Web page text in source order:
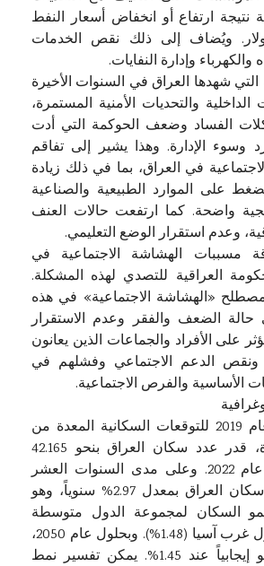
نتيجة ارتفاع أو انخفاض أسعار النفط
ويُضاف إلى ذلك نقص الخدمات
والكهرباء وإدارة النفايات.
التي شهدها العراق في السنوات الأخيرة
والتحديات الأمنية المستمرة،
الفساد وضعف الحوكمة التي أدت
وسوء الإدارة. وهذا يشير إلى تفاقم
في العراق، بما في ذلك زيادة
على الموارد الطبيعية والصناعية
واضحة. كما ارتفعت حالات العنف
وعدم استقرار الوضع التعليمي.
مسببات الهشاشة الاجتماعية في
العراقية للتصدي لهذه المشكلة.
«الهشاشة الاجتماعية» في هذه
حالة الضعف والفقر وعدم الاستقرار
على الأفراد والجماعات الذين يعانون
الدعم الاجتماعي وفشلهم في
الأساسية والفرص الاجتماعية.
وفقاً لإسقاطات عام 2019 للتوقعات السكانية المعدة من
قبل الأمم المتحدة، قدر عدد سكان العراق بنحو 42.165
مليون نسمة في عام 2022. وعلى مدى السنوات العشر
الماضية، نما عدد سكان العراق بمعدل 2.97% سنوياً، وهو
السكان لمجموعة الدول متوسطة
الدخل (1.09%) ودول غرب آسيا (1.48%). وبحلول عام 2050،
سيظل معدل النمو إيجابياً عند 1.45%. يمكن تفسير نمط